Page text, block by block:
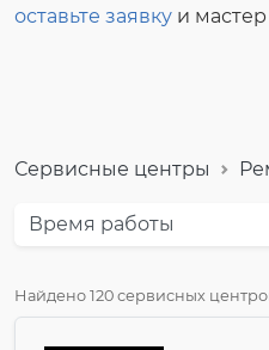
оставьте заявку и
Сервисные центры
Время работы
Найдено 120 сервисных